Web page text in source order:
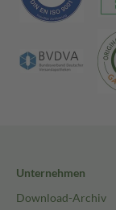
Unternehmen
Download-Archiv